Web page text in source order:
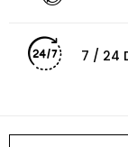
7 / 24